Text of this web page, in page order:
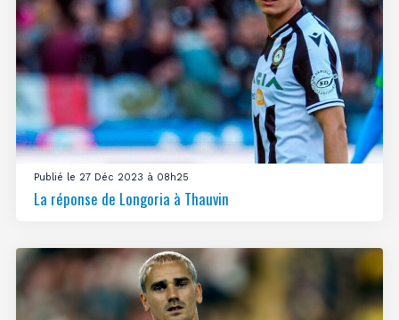
Publié le 27 Déc 2023 à 08h25
La réponse de Longoria à Thauvin